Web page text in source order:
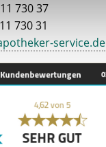
730 37
730 31
service.de